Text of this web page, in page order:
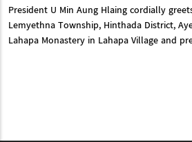
President U Min Aung Hlaing cordially
Lemyethna Township, Hinthada District,
Lahapa Monastery in Lahapa Village and